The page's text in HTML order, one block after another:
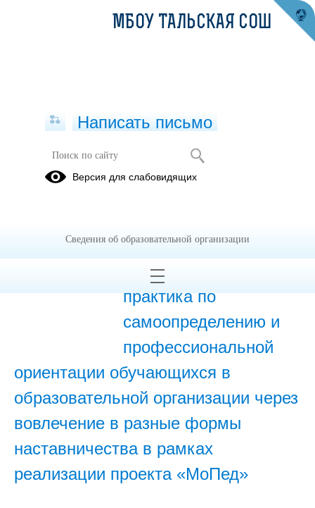
Образовательные практики-2023
«Современная
практика по
самоопределению и
профессиональной
ориентации обучающихся в
образовательной организации через
вовлечение в разные формы
наставничества в рамках
реализации проекта «МоПед»
МБОУ ТАЛЬСКАЯ СОШ
Написать письмо
Версия для слабовидящих
Сведения об образовательной организации